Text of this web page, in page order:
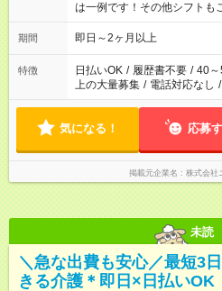
は一例です！その他シフトも
期間 即日～2ヶ月以上
特徴 日払いOK / 履歴書不要 / 40～
上の大量募集 / 電話対応なし /
気になる！ 応募
掲載元企業名 株式会社
未読
＼急な出費も安心／最短3
きる介護＊即日×日払いOK